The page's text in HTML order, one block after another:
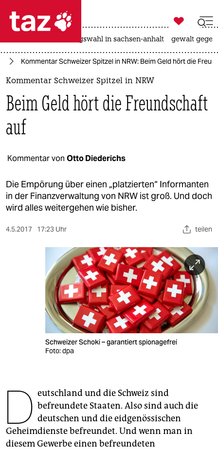
 taz zahl ich
taz zahl ich
politik
öko
gesellschaft
sport
veranstaltungen
genossenschaft
epaper login

taz zahl ich
landtagswahl in sachsen-anhalt gewalt
Kommentar Schweizer Spitzel in NRW: Beim Geld hört die
Kommentar Schweizer Spitzel in NRW
Beim Geld hört die Freundschaft
auf
Kommentar von Otto Diederichs
Die Empörung über einen „platzierten“ Informanten
in der Finanzverwaltung von NRW ist groß. Und doch
wird alles weitergehen wie bisher.
4.5.2017 17:23 Uhr teilen
Schweizer Schoki – garantiert spionagefrei
Foto: dpa
D eutschland und die Schweiz sind
befreundete Staaten. Also sind auch die
deutschen und die eidgenössischen
Geheimdienste befreundet. Und wenn man in
diesem Gewerbe einen befreundeten